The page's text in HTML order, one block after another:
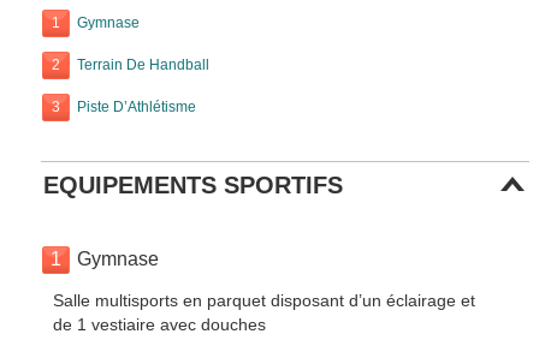
1 Gymnase
2 Terrain De Handball
3 Piste D’Athlétisme
EQUIPEMENTS SPORTIFS
1 Gymnase
Salle multisports en parquet disposant d’un éclairage et
de 1 vestiaire avec douches